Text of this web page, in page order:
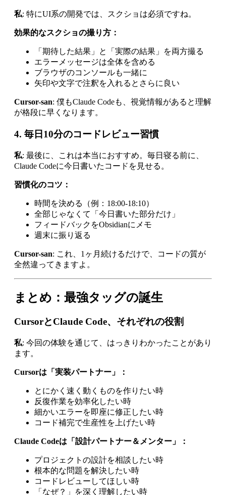
私: 特にUI系の開発では、スクショは必須ですね。
効果的なスクショの撮り方：
「期待した結果」と「実際の結果」を両方撮る
エラーメッセージは全体を含める
ブラウザのコンソールも一緒に
矢印や文字で注釈を入れるとさらに良い
Cursor-san: 僕もClaude Codeも、視覚情報があると理解
が格段に早くなります。
4. 毎日10分のコードレビュー習慣
私: 最後に、これは本当におすすめ。毎日寝る前に、
Claude Codeに今日書いたコードを見せる。
習慣化のコツ：
時間を決める（例：18:00-18:10）
全部じゃなくて「今日書いた部分だけ」
フィードバックをObsidianにメモ
週末に振り返る
Cursor-san: これ、1ヶ月続けるだけで、コードの質が
全然違ってきますよ。
まとめ：最強タッグの誕生
CursorとClaude Code、それぞれの役割
私: 今回の体験を通じて、はっきりわかったことがあり
ます。
Cursorは「実装パートナー」：
とにかく速く動くものを作りたい時
反復作業を効率化したい時
細かいエラーを即座に修正したい時
コード補完で生産性を上げたい時
Claude Codeは「設計パートナー＆メンター」：
プロジェクトの設計を相談したい時
根本的な問題を解決したい時
コードレビューしてほしい時
「なぜ？」を深く理解したい時